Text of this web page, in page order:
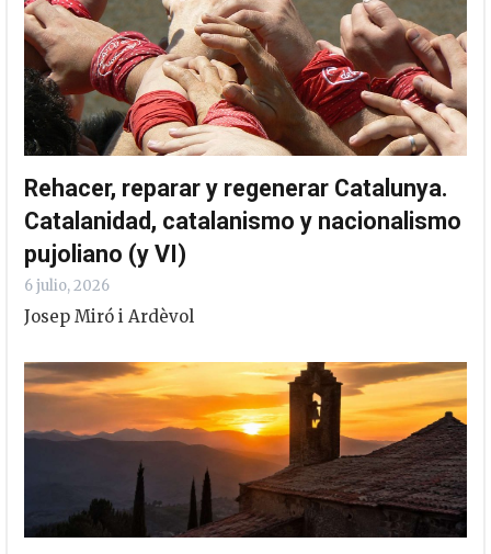
Rehacer, reparar y regenerar Catalunya.
Catalanidad, catalanismo y nacionalismo
pujoliano (y VI)
6 julio, 2026
Josep Miró i Ardèvol